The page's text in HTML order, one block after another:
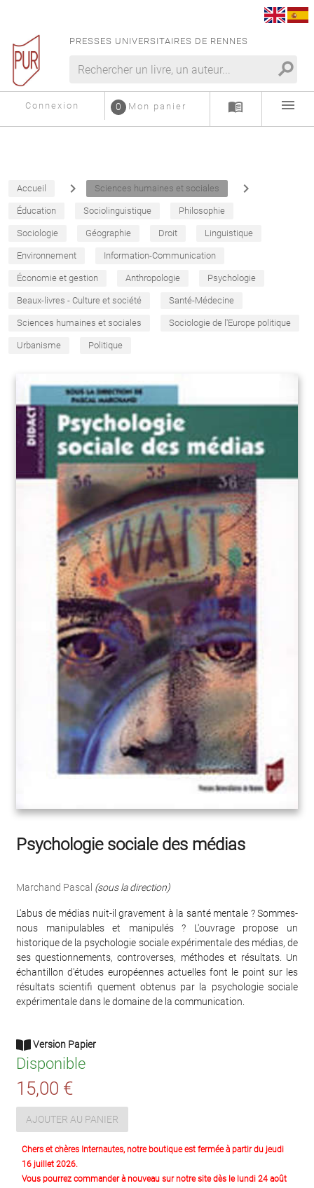
PRESSES UNIVERSITAIRES DE RENNES
search
Connexion Mon panier
0 menu_book menu
Accueil navigate_next Sciences humaines et sociales navigate_next
Éducation Sociolinguistique Philosophie
Sociologie Géographie Droit Linguistique
Environnement Information-Communication
Économie et gestion Anthropologie Psychologie
Beaux-livres - Culture et société Santé-Médecine
Sciences humaines et sociales Sociologie de l'Europe politique
Urbanisme Politique
Psychologie sociale des médias
Marchand Pascal (sous la direction)
L'abus de médias nuit-il gravement à la santé mentale ? Sommes-
nous manipulables et manipulés ? L'ouvrage propose un
historique de la psychologie sociale expérimentale des médias, de
ses questionnements, controverses, méthodes et résultats. Un
échantillon d'études européennes actuelles font le point sur les
résultats scientifi quement obtenus par la psychologie sociale
expérimentale dans le domaine de la communication.
Version Papier
Disponible
15,00 €
AJOUTER AU PANIER
Chers et chères Internautes, notre boutique est fermée à partir du jeudi
16 juillet 2026.
Vous pourrez commander à nouveau sur notre site dès le lundi 24 août